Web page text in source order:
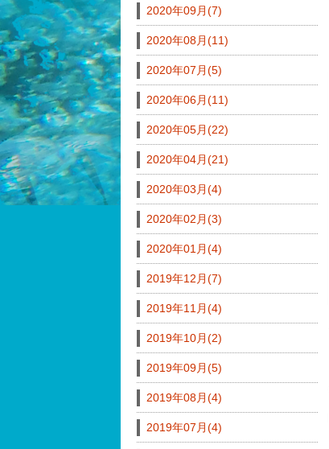
2020年09月(7)
2020年08月(11)
2020年07月(5)
2020年06月(11)
2020年05月(22)
2020年04月(21)
2020年03月(4)
2020年02月(3)
2020年01月(4)
2019年12月(7)
2019年11月(4)
2019年10月(2)
2019年09月(5)
2019年08月(4)
2019年07月(4)